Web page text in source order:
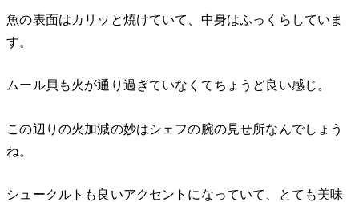
魚の表面はカリッと焼けていて、中身はふっくらしていま
す。
ムール貝も火が通り過ぎていなくてちょうど良い感じ。
この辺りの火加減の妙はシェフの腕の見せ所なんでしょう
ね。
シュークルトも良いアクセントになっていて、とても美味